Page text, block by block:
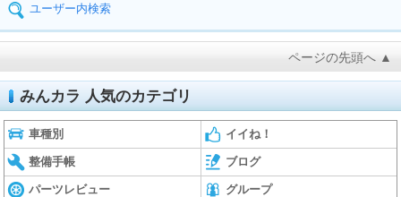
ユーザー内検索
ページの先頭へ ▲
みんカラ 人気のカテゴリ
車種別 イイね！
整備手帳 ブログ
パーツレビュー グループ